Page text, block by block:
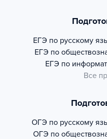
ЕГЭ по русскому
ЕГЭ по
ЕГЭ по
Все
ОГЭ по русскому
ОГЭ по